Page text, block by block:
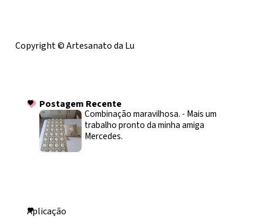
Copyright © Artesanato da Lu
Postagem Recente
Combinação maravilhosa. - Mais um
trabalho pronto da minha amiga
Mercedes.
Aplicação